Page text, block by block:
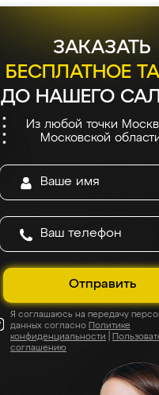
ЗАКАЗАТЬ
БЕСПЛАТНОЕ
ДО НАШЕГО
Из любой точки
Московской
Отправить
Я соглашаюсь на передачу
данных согласно Политике
конфиденциальности
соглашению